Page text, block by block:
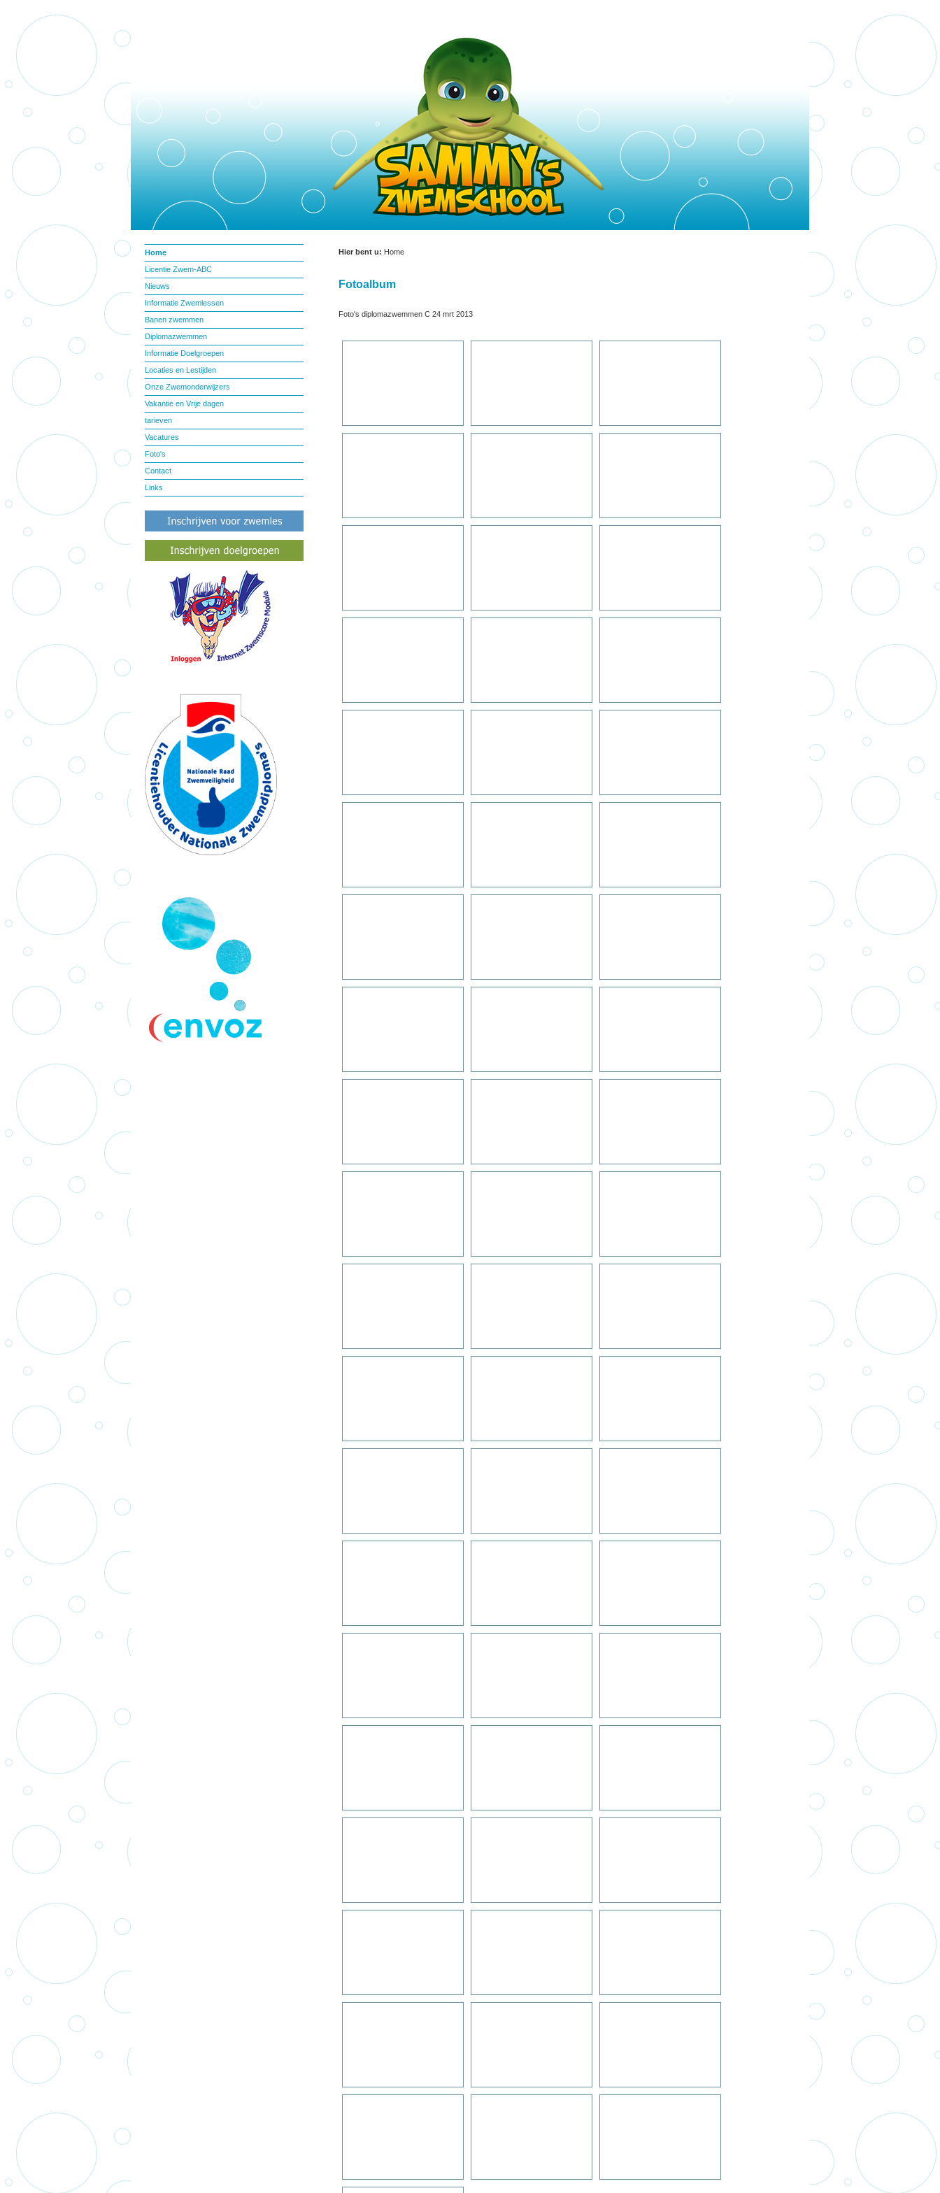
Home
Licentie Zwem-ABC
Nieuws
Informatie Zwemlessen
Banen zwemmen
Diplomazwemmen
Informatie Doelgroepen
Locaties en Lestijden
Onze Zwemonderwijzers
Vakantie en Vrije dagen
tarieven
Vacatures
Foto's
Contact
Links
Hier bent u: Home
Fotoalbum
Foto's diplomazwemmen C 24 mrt 2013